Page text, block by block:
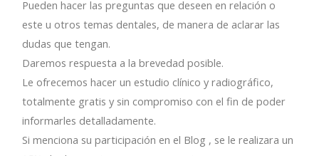
Pueden hacer las preguntas que deseen en relación o
este u otros temas dentales, de manera de aclarar las
dudas que tengan.
Daremos respuesta a la brevedad posible.
Le ofrecemos hacer un estudio clínico y radiográfico,
totalmente gratis y sin compromiso con el fin de poder
informarles detalladamente.
Si menciona su participación en el Blog , se le realizara un